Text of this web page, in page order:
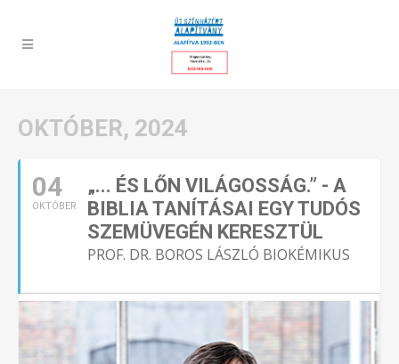
OKTÓBER, 2024
04
OKTÓBER
„... ÉS LŐN VILÁGOSSÁG.” - A
BIBLIA TANÍTÁSAI EGY TUDÓS
SZEMÜVEGÉN KERESZTÜL
PROF. DR. BOROS LÁSZLÓ BIOKÉMIKUS